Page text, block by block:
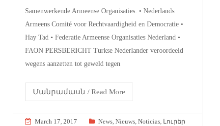
Samenwerkende Armeense Organisaties: • Nederlands
Armeens Comité voor Rechtvaardigheid en Democratie •
Hay Tad • Federatie Armeense Organisaties Nederland •
FAON PERSBERICHT Turkse Nederlander veroordeeld
wegens aanzetten tot geweld tegen
Մանրամասն / Read More
March 17, 2017 News, Nieuws, Noticias, Լուրեր